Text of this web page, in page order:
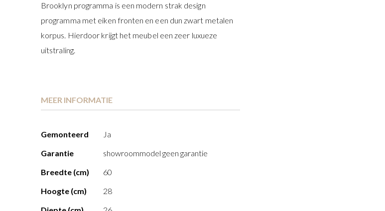
Brooklyn programma is een modern strak design
programma met eiken fronten en een dun zwart metalen
korpus. Hierdoor krijgt het meubel een zeer luxueze
uitstraling.
MEER INFORMATIE
Meer
Gemonteerd
Ja
Garantie
showroommodel geen garantie
Breedte (cm)
60
Hoogte (cm)
28